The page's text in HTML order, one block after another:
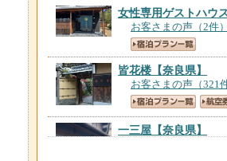
女性専用ゲストハウ
お客さまの声（2件）
皆花楼 【奈良県】
お客さまの声（321件
一三屋 【奈良県】